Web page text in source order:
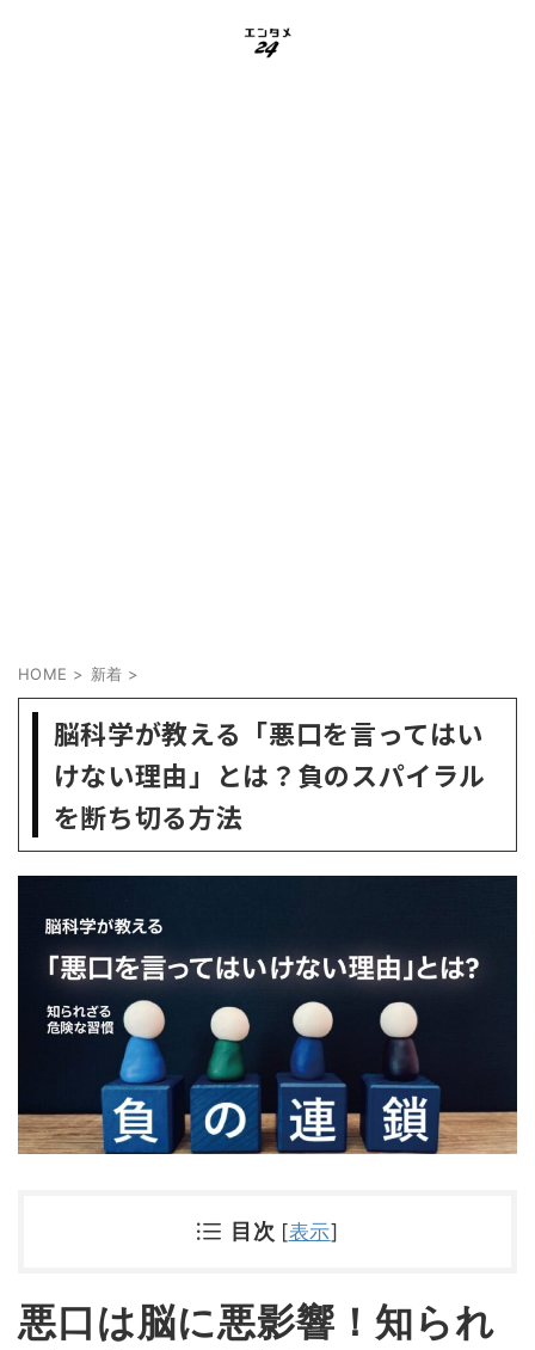
HOME > 新着 >
脳科学が教える「悪口を言ってはい
けない理由」とは？負のスパイラル
を断ち切る方法
目次 [表示]
悪口は脳に悪影響！知られ